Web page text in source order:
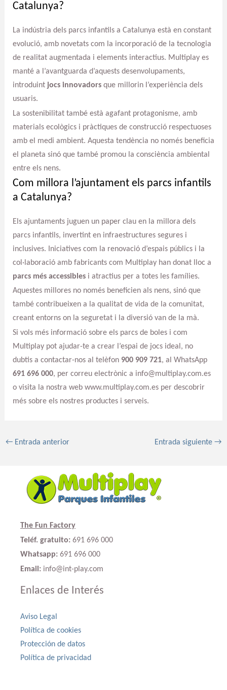
Catalunya?
La indústria dels parcs infantils a Catalunya està en constant
evolució, amb novetats com la incorporació de la tecnologia
de realitat augmentada i elements interactius. Multiplay es
manté a l’avantguarda d’aquests desenvolupaments,
introduint jocs innovadorsque millorin l’experiència dels
usuaris.
La sostenibilitat també està agafant protagonisme, amb
materials ecològics i pràctiques de construcció respectuoses
amb el medi ambient. Aquesta tendència no només beneficia
el planeta sinó que també promou la consciència ambiental
entre els nens.
Com millora l’ajuntament els parcs infantils
a Catalunya?
Els ajuntaments juguen un paper clau en la millora dels
parcs infantils, invertint en infraestructures segures i
inclusives. Iniciatives com la renovació d’espais públics i la
col·laboració amb fabricants com Multiplay han donat lloc a
parcs més accessiblesi atractius per a totes les famílies.
Aquestes millores no només beneficien als nens, sinó que
també contribueixen a la qualitat de vida de la comunitat,
creant entorns on la seguretat i la diversió van de la mà.
Si vols més informació sobre els parcs de boles i com
Multiplay pot ajudar-te a crear l’espai de jocs ideal, no
dubtis a contactar-nos al telèfon 900 909 721, al WhatsApp
691 696 000, per correu electrònic a info@multiplay.com.es
o visita la nostra web www.multiplay.com.es per descobrir
més sobre els nostres productes i serveis.
←Entrada anterior Entrada siguiente→
The Fun Factory
Teléf. gratuito: 691 696 000
Whatsapp: 691 696 000
Email: info@int-play.com
Enlaces de Interés
Aviso Legal
Política de cookies
Protección de datos
Política de privacidad